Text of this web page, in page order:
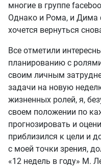
многие в группе
Однако и Рома, и Дима
хочется вернуться
Все отметили
планированию с
своим личным
задачи на новую
жизненных ролей, я,
своем положении по
прогнозировать и
приблизился к цели и
с моей точки зрения,
«12 недель в году» М.